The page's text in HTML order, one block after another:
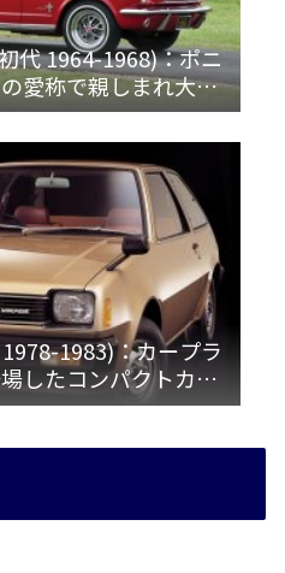
代 1964-1968)：ポニ
愛称で親しまれ大ヒ
1983)：カープラ
したコンパクトカー